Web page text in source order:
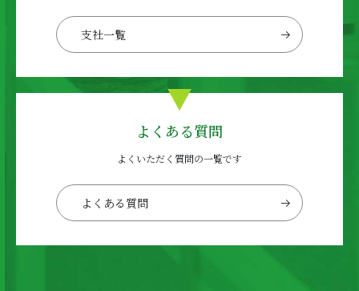
支社一覧
よくある質問
よくいただく質問の一覧です
よくある質問